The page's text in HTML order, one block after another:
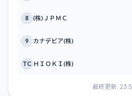
8 (株)ＪＰＭＣ
9 カナデビア(株)
TC ＨＩＯＫＩ(株)
最終更新: